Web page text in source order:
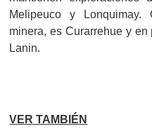
Melipeuco y Lonquimay.
minera, es Curarrehue y
Lanin.
VER TAMBIÉN